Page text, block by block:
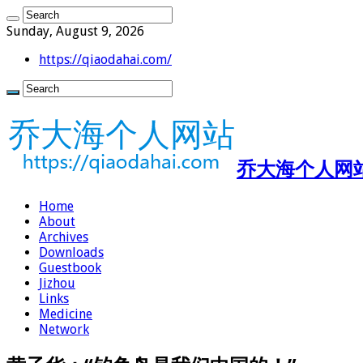
Sunday, August 9, 2026
https://qiaodahai.com/
乔大海个人
Home
About
Archives
Downloads
Guestbook
Jizhou
Links
Medicine
Network